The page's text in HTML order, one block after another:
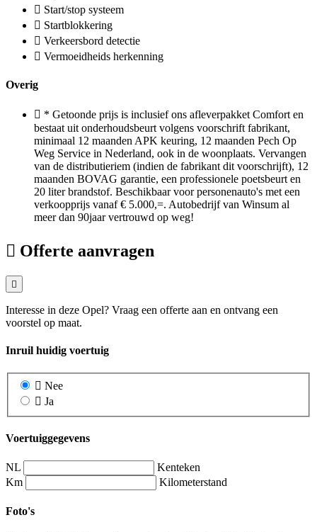
Start/stop systeem
Startblokkering
Verkeersbord detectie
Vermoeidheids herkenning
Overig
* Getoonde prijs is inclusief ons afleverpakket Comfort en
bestaat uit onderhoudsbeurt volgens voorschrift fabrikant,
minimaal 12 maanden APK keuring, 12 maanden Pech Op
Weg Service in Nederland, ook in de woonplaats. Vervangen
van de distributieriem (indien de fabrikant dit voorschrijft), 12
maanden BOVAG garantie, een professionele poetsbeurt en
20 liter brandstof. Beschikbaar voor personenauto's met een
verkoopprijs vanaf € 5.000,=. Autobedrijf van Winsum al
meer dan 90jaar vertrouwd op weg!
Offerte aanvragen
Interesse in deze Opel? Vraag een offerte aan en ontvang een
voorstel op maat.
Inruil huidig voertuig
Nee
Ja
Voertuiggegevens
NL
Kenteken
Km
Kilometerstand
Foto's